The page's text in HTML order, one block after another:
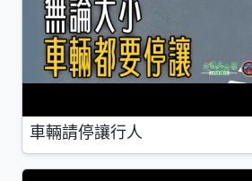
車輛請停讓行人